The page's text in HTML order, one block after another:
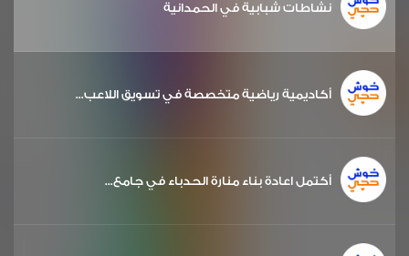
نشاطات شبابية في الحمدانية
أكاديمية رياضية متخصصة في تسويق اللاعب...
أكتمل اعادة بناء منارة الحدباء في جامع...